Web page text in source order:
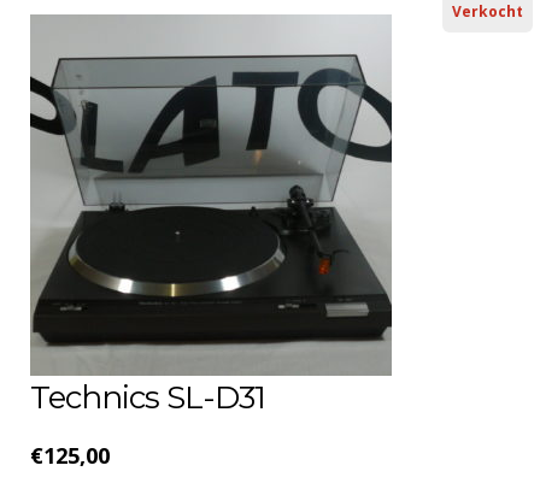
Verkocht
Technics SL-D31
€125,00